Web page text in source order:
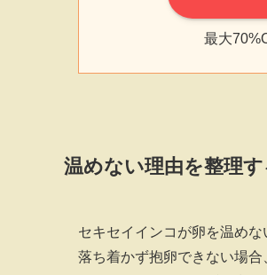
最大
温めない理由を整理す
セキセイインコが卵を温め
落ち着かず抱卵できない場